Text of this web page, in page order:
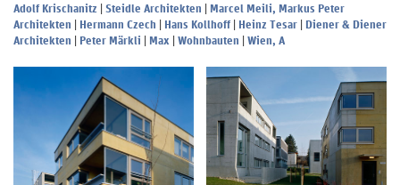
Adolf Krischanitz |Steidle Architekten | Marcel Meili, Markus Peter
Architekten | Hermann Czech | Hans Kollhoff | Heinz Tesar | Diener & Diener
Architekten | Peter Märkli | Max |Wohnbauten |Wien, A